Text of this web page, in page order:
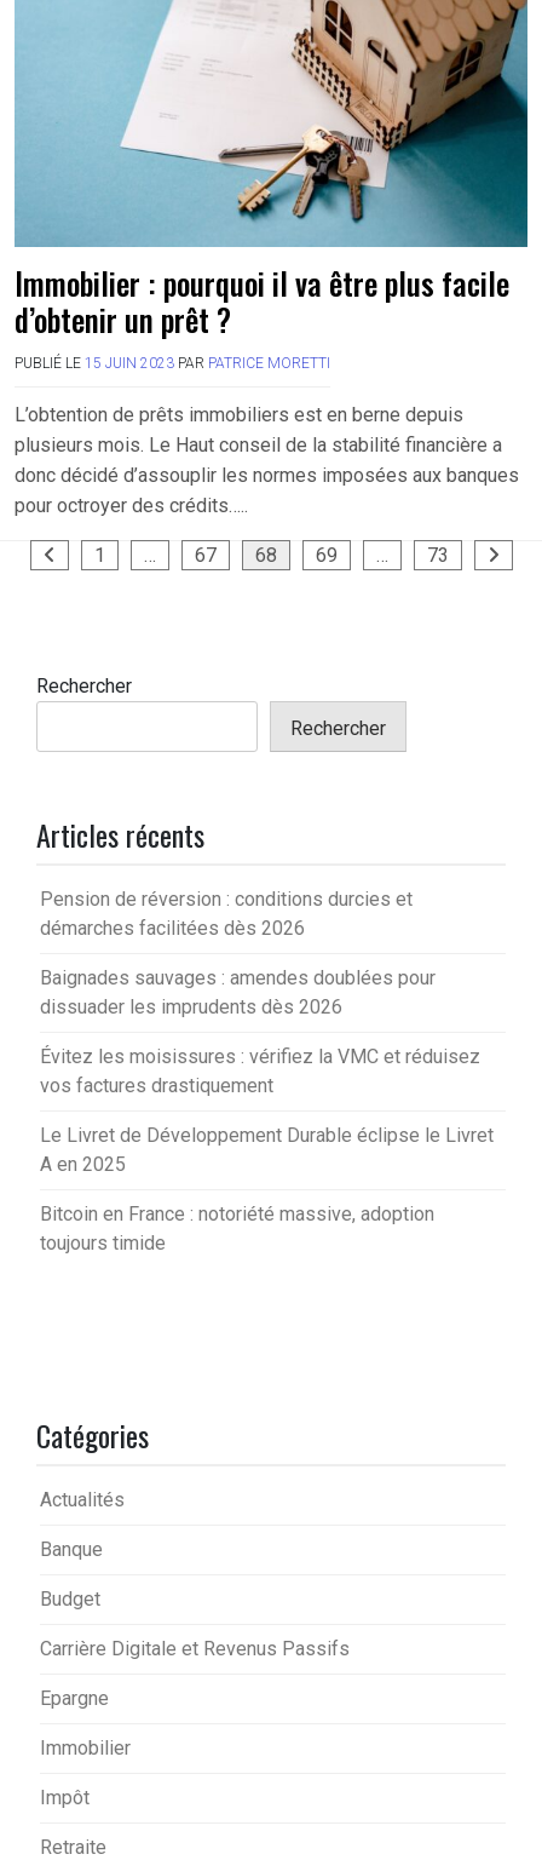
Immobilier : pourquoi il va être plus facile
d’obtenir un prêt ?
PUBLIÉ LE 15 JUIN 2023 PAR PATRICE MORETTI
L’obtention de prêts immobiliers est en berne depuis
plusieurs mois. Le Haut conseil de la stabilité financière a
donc décidé d’assouplir les normes imposées aux banques
pour octroyer des crédits…..
Pagination
1 … 67 68 69 … 73
Rechercher
Rechercher
Articles récents
Pension de réversion : conditions durcies et
démarches facilitées dès 2026
Baignades sauvages : amendes doublées pour
dissuader les imprudents dès 2026
Évitez les moisissures : vérifiez la VMC et réduisez
vos factures drastiquement
Le Livret de Développement Durable éclipse le Livret
A en 2025
Bitcoin en France : notoriété massive, adoption
toujours timide
Catégories
Actualités
Banque
Budget
Carrière Digitale et Revenus Passifs
Epargne
Immobilier
Impôt
Retraite